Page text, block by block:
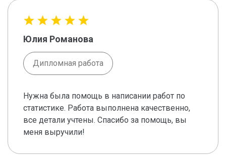
Юлия Романова
Дипломная работа
Нужна была помощь в написании работ по
статистике. Работа выполнена качественно,
все детали учтены. Спасибо за помощь, вы
меня выручили!